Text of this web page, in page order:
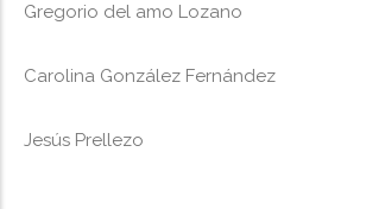
Gregorio del amo Lozano
Carolina González Fernández
Jesús Prellezo